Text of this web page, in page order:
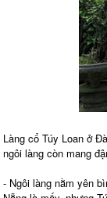
Làng cổ Túy Loan ở
ngôi làng còn mang
- Ngôi làng nằm yên